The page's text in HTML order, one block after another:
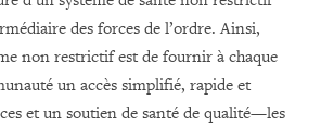
des forces de l’ordre. Ainsi,
non restrictif est de fournir à chaque
un accès simplifié, rapide et
et un soutien de santé de qualité—les